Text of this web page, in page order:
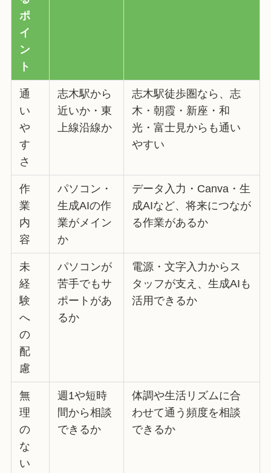
ポ
イ
ン
ト
通
い
や
す
さ
志木駅から
近いか・東
上線沿線か
志木駅徒歩圏なら、志
木・朝霞・新座・和
光・富士見からも通い
やすい
作
業
内
容
パソコン・
生成AIの作
業がメイン
か
データ入力・Canva・生
成AIなど、将来につなが
る作業があるか
未
経
験
へ
の
配
慮
パソコンが
苦手でもサ
ポートがあ
るか
電源・文字入力からス
タッフが支え、生成AIも
活用できるか
無
理
の
な
い
週1や短時
間から相談
できるか
体調や生活リズムに合
わせて通う頻度を相談
できるか